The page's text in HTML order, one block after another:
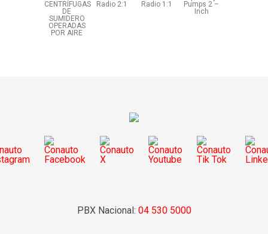
CENTRÍFUGAS
DE
SUMIDERO
OPERADAS
POR AIRE
Radio 2:1
Radio 1:1
Pumps 2 –
Inch
PBX Nacional: 04 530 5000